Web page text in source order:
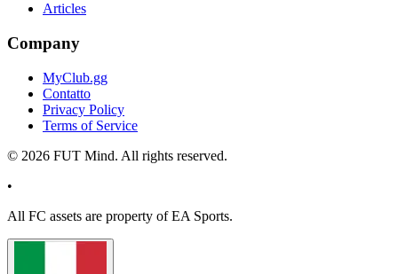
Articles
Company
MyClub.gg
Contatto
Privacy Policy
Terms of Service
© 2026 FUT Mind. All rights reserved.
•
All FC assets are property of EA Sports.